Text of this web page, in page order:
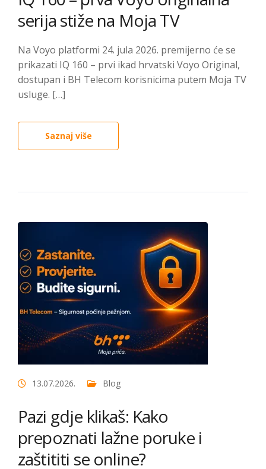
serija stiže na Moja TV
Na Voyo platformi 24. jula 2026. premijerno će se
prikazati IQ 160 – prvi ikad hrvatski Voyo Original,
dostupan i BH Telecom korisnicima putem Moja TV
usluge. […]
Saznaj više
13.07.2026. Blog
Pazi gdje klikaš: Kako
prepoznati lažne poruke i
zaštititi se online?